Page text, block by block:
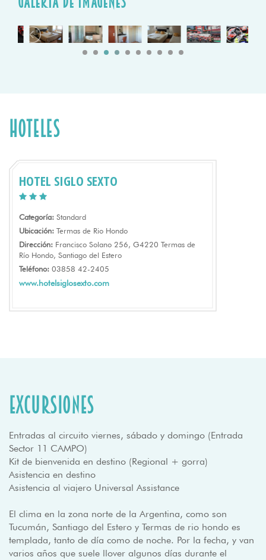
Hoteles
HOTEL SIGLO SEXTO
Categoría: Standard
Ubicación: Termas de Rio Hondo
Dirección: Francisco Solano 256, G4220 Termas de
Río Hondo, Santiago del Estero
Teléfono: 03858 42-2405
www.hotelsiglosexto.com
Excursiones
Entradas al circuito viernes, sábado y domingo (Entrada
Sector 11 CAMPO)
Kit de bienvenida en destino (Regional + gorra)
Asistencia en destino
Asistencia al viajero Universal Assistance
El clima en la zona norte de la Argentina, como son
Tucumán, Santiago del Estero y Termas de rio hondo es
templada, tanto de día como de noche. Por la fecha, y van
varios años que suele llover algunos días durante el